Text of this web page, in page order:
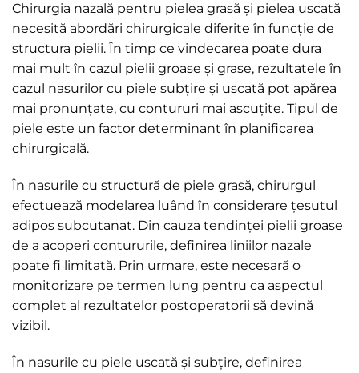
Chirurgia nazală pentru pielea grasă și pielea uscată
necesită abordări chirurgicale diferite în funcție de
structura pielii. În timp ce vindecarea poate dura
mai mult în cazul pielii groase și grase, rezultatele în
cazul nasurilor cu piele subțire și uscată pot apărea
mai pronunțate, cu contururi mai ascuțite. Tipul de
piele este un factor determinant în planificarea
chirurgicală.
În nasurile cu structură de piele grasă, chirurgul
efectuează modelarea luând în considerare țesutul
adipos subcutanat. Din cauza tendinței pielii groase
de a acoperi contururile, definirea liniilor nazale
poate fi limitată. Prin urmare, este necesară o
monitorizare pe termen lung pentru ca aspectul
complet al rezultatelor postoperatorii să devină
vizibil.
În nasurile cu piele uscată și subțire, definirea